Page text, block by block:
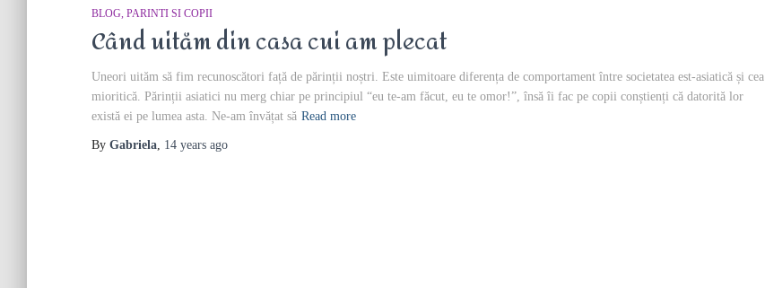
BLOG PARINTI SI COPII
Când uităm din casa cui am plecat
Uneori uităm să fim recunoscători față de părinții noștri. Este uimitoare diferența de comportament între societatea est-asiatică și cea
mioritică. Părinții asiatici nu merg chiar pe principiul “eu te-am făcut, eu te omor!”, însă îi fac pe copii conștienți că datorită lor
există ei pe lumea asta. Ne-am învățat să Read more
By Gabriela, 14 years ago